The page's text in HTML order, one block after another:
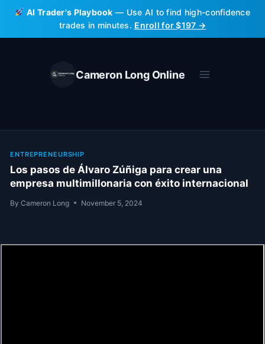
Skip
content
AI Trader's Playbook — Use AI to find high-confidence
trades in minutes. Enroll for $197 →
Cameron Long Online
ENTREPRENEURSHIP
Los pasos de Álvaro Zúñiga para crear una
empresa multimillonaria con éxito internacional
By Cameron Long November 5, 2024